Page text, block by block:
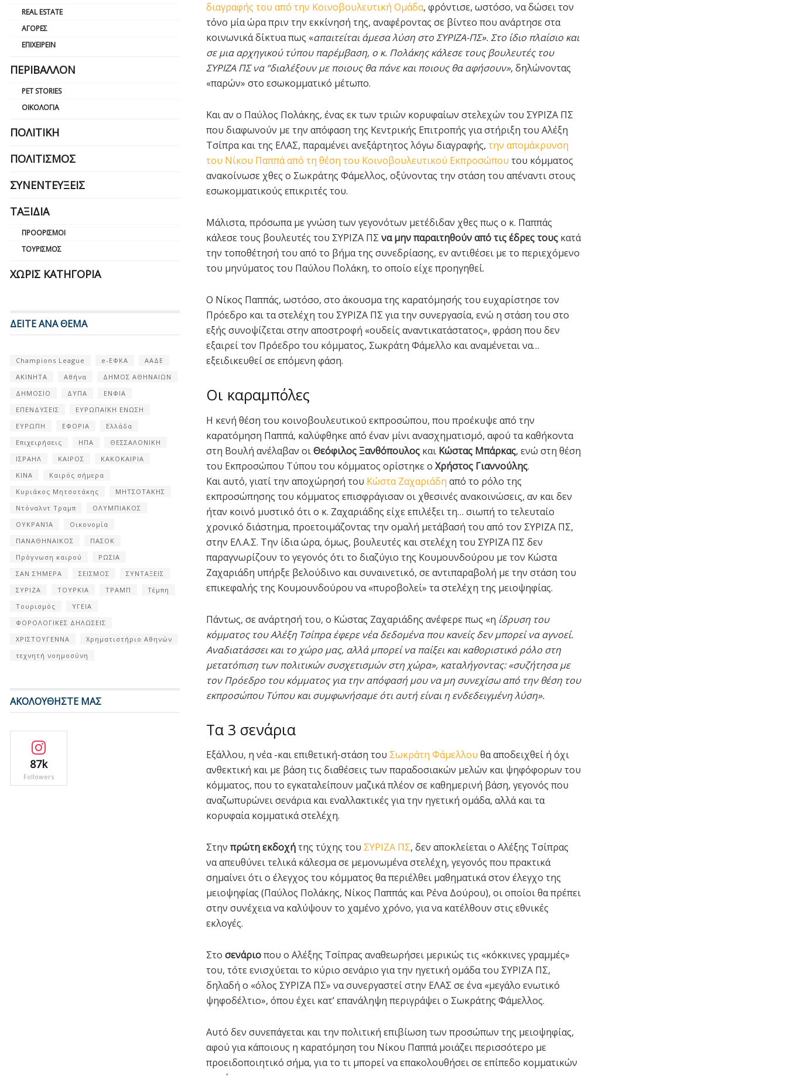
διαγραφής του από την Κοινοβουλευτική Ομάδα, φρόντισε, ωστόσο, να δώσει τον
τόνο μία ώρα πριν την εκκίνησή της, αναφέροντας σε βίντεο που ανάρτησε στα
κοινωνικά δίκτυα πως «απαιτείται άμεσα λύση στο ΣΥΡΙΖΑ-ΠΣ». Στο ίδιο πλαίσιο και
σε μια αρχηγικού τύπου παρέμβαση, ο κ. Πολάκης κάλεσε τους βουλευτές του
ΣΥΡΙΖΑ ΠΣ να “διαλέξουν με ποιους θα πάνε και ποιους θα αφήσουν», δηλώνοντας
«παρών» στο εσωκομματικό μέτωπο.
Και αν ο Παύλος Πολάκης, ένας εκ των τριών κορυφαίων στελεχών του ΣΥΡΙΖΑ ΠΣ
που διαφωνούν με την απόφαση της Κεντρικής Επιτροπής για στήριξη του Αλέξη
Τσίπρα και της ΕΛΑΣ, παραμένει ανεξάρτητος λόγω διαγραφής, την απομάκρυνση
του Νίκου Παππά από τη θέση του Κοινοβουλευτικού Εκπροσώπου του κόμματος
ανακοίνωσε χθες ο Σωκράτης Φάμελλος, οξύνοντας την στάση του απέναντι στους
εσωκομματικούς επικριτές του.
Μάλιστα, πρόσωπα με γνώση των γεγονότων μετέδιδαν χθες πως ο κ. Παππάς
κάλεσε τους βουλευτές του ΣΥΡΙΖΑ ΠΣ να μην παραιτηθούν από τις έδρες τους κατά
την τοποθέτησή του από το βήμα της συνεδρίασης, εν αντιθέσει με το περιεχόμενο
του μηνύματος του Παύλου Πολάκη, το οποίο είχε προηγηθεί.
Ο Νίκος Παππάς, ωστόσο, στο άκουσμα της καρατόμησής του ευχαρίστησε τον
Πρόεδρο και τα στελέχη του ΣΥΡΙΖΑ ΠΣ για την συνεργασία, ενώ η στάση του στο
εξής συνοψίζεται στην αποστροφή «ουδείς αναντικατάστατος», φράση που δεν
εξαιρεί τον Πρόεδρο του κόμματος, Σωκράτη Φάμελλο και αναμένεται να…
εξειδικευθεί σε επόμενη φάση.
Οι καραμπόλες
Η κενή θέση του κοινοβουλευτικού εκπροσώπου, που προέκυψε από την
καρατόμηση Παππά, καλύφθηκε από έναν μίνι ανασχηματισμό, αφού τα καθήκοντα
στη Βουλή ανέλαβαν οιΘεόφιλος Ξανθόπουλος και Κώστας Μπάρκας, ενώ στη θέση
του Εκπροσώπου Τύπου του κόμματος ορίστηκε ο Χρήστος Γιαννούλης.
Και αυτό, γιατί την αποχώρησή του Κώστα Ζαχαριάδη από το ρόλο της
εκπροσώπησης του κόμματος επισφράγισαν οι χθεσινές ανακοινώσεις, αν και δεν
ήταν κοινό μυστικό ότι ο κ. Ζαχαριάδης είχε επιλέξει τη… σιωπή το τελευταίο
χρονικό διάστημα, προετοιμάζοντας την ομαλή μετάβασή του από τον ΣΥΡΙΖΑ ΠΣ,
στην ΕΛ.Α.Σ. Την ίδια ώρα, όμως, βουλευτές και στελέχη του ΣΥΡΙΖΑ ΠΣ δεν
παραγνωρίζουν το γεγονός ότι το διαζύγιο της Κουμουνδούρου με τον Κώστα
Ζαχαριάδη υπήρξε βελούδινο και συναινετικό, σε αντιπαραβολή με την στάση του
επικεφαλής της Κουμουνδούρου να «πυροβολεί» τα στελέχη της μειοψηφίας.
Πάντως, σε ανάρτησή του, ο Κώστας Ζαχαριάδης ανέφερε πως «η ίδρυση του
κόμματος του Αλέξη Τσίπρα έφερε νέα δεδομένα που κανείς δεν μπορεί να αγνοεί.
Αναδιατάσσει και το χώρο μας, αλλά μπορεί να παίξει και καθοριστικό ρόλο στη
μετατόπιση των πολιτικών συσχετισμών στη χώρα», καταλήγοντας: «συζήτησα με
τον Πρόεδρο του κόμματος για την απόφασή μου να μη συνεχίσω από την θέση του
εκπροσώπου Τύπου και συμφωνήσαμε ότι αυτή είναι η ενδεδειγμένη λύση».
Τα 3 σενάρια
Εξάλλου, η νέα -και επιθετική-στάση του Σωκράτη Φάμελλου θα αποδειχθεί ή όχι
ανθεκτική και με βάση τις διαθέσεις των παραδοσιακών μελών και ψηφόφορων του
κόμματος, που το εγκαταλείπουν μαζικά πλέον σε καθημερινή βάση, γεγονός που
αναζωπυρώνει σενάρια και εναλλακτικές για την ηγετική ομάδα, αλλά και τα
κορυφαία κομματικά στελέχη.
Στην πρώτη εκδοχήτης τύχης του ΣΥΡΙΖΑ ΠΣ, δεν αποκλείεται ο Αλέξης Τσίπρας
να απευθύνει τελικά κάλεσμα σε μεμονωμένα στελέχη, γεγονός που πρακτικά
σημαίνει ότι ο έλεγχος του κόμματος θα περιέλθει μαθηματικά στον έλεγχο της
μειοψηφίας (Παύλος Πολάκης, Νίκος Παππάς και Ρένα Δούρου), οι οποίοι θα πρέπει
στην συνέχεια να καλύψουν το χαμένο χρόνο, για να κατέλθουν στις εθνικές
εκλογές.
Στο σενάριοπου ο Αλέξης Τσίπρας αναθεωρήσει μερικώς τις «κόκκινες γραμμές»
του, τότε ενισχύεται το κύριο σενάριο για την ηγετική ομάδα του ΣΥΡΙΖΑ ΠΣ,
δηλαδή ο «όλος ΣΥΡΙΖΑ ΠΣ» να συνεργαστεί στην ΕΛΑΣ σε ένα «μεγάλο ενωτικό
ψηφοδέλτιο», όπου έχει κατ’ επανάληψη περιγράψει ο Σωκράτης Φάμελλος.
Αυτό δεν συνεπάγεται και την πολιτική επιβίωση των προσώπων της μειοψηφίας,
αφού για κάποιους η καρατόμηση του Νίκου Παππά μοιάζει περισσότερο με
προειδοποιητικό σήμα, για το τι μπορεί να επακολουθήσει σε επίπεδο κομματικών
REAL ESTATE
ΑΓΟΡΈΣ
ΕΠΙΧΕΙΡΕΊΝ
ΠΕΡΙΒΆΛΛΟΝ
PET STORIES
ΟΙΚΟΛΟΓΊΑ
ΠΟΛΙΤΙΚΉ
ΠΟΛΙΤΙΣΜΌΣ
ΣΥΝΕΝΤΕΎΞΕΙΣ
ΤΑΞΊΔΙΑ
ΠΡΟΟΡΙΣΜΟΊ
ΤΟΥΡΙΣΜΌΣ
ΧΩΡΊΣ ΚΑΤΗΓΟΡΊΑ
ΔΕΙΤΕ ΑΝΑ ΘΕΜΑ
Champions League e-ΕΦΚΑ
ΑΑΔΕ
ΑΚΙΝΗΤΑ
Αθήνα
ΔΗΜΟΣ ΑΘΗΝΑΙΩΝ
ΔΗΜΟΣΙΟ
ΔΥΠΑ
ΕΝΦΙΑ
ΕΠΕΝΔΥΣΕΙΣ
ΕΥΡΩΠΑΪΚΗ ΕΝΩΣΗ
ΕΥΡΩΠΗ
ΕΦΟΡΙΑ
Ελλάδα
Επιχειρήσεις
ΗΠΑ
ΘΕΣΣΑΛΟΝΙΚΗ
ΙΣΡΑΗΛ
ΚΑΙΡΟΣ
ΚΑΚΟΚΑΙΡΙΑ
ΚΙΝΑ
Καιρός σήμερα
Κυριάκος Μητσοτάκης
ΜΗΤΣΟΤΑΚΗΣ
Ντόναλντ Τραμπ
ΟΛΥΜΠΙΑΚΟΣ
ΟΥΚΡΑΝΊΑ
Οικονομία
ΠΑΝΑΘΗΝΑΙΚΟΣ
ΠΑΣΟΚ
Πρόγνωση καιρού
ΡΩΣΙΑ
ΣΑΝ ΣΉΜΕΡΑ
ΣΕΙΣΜΟΣ
ΣΥΝΤΑΞΕΙΣ
ΣΥΡΙΖΑ
ΤΟΥΡΚΙΑ ΤΡΑΜΠ
Τέμπη
Τουρισμός
ΥΓΕΙΑ
ΦΟΡΟΛΟΓΙΚΕΣ ΔΗΛΩΣΕΙΣ
ΧΡΙΣΤΟΥΓΕΝΝΑ
Χρηματιστήριο Αθηνών
τεχνητή νοημοσύνη
ΑΚΟΛΟΥΘΗΣΤΕ ΜΑΣ
87k
Followers